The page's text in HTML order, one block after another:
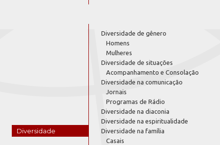
Diversidade
Diversidade de gênero
Homens
Mulheres
Diversidade de situações
Acompanhamento e Consolação
Diversidade na comunicação
Jornais
Programas de Rádio
Diversidade na diaconia
Diversidade na espiritualidade
Diversidade na família
Casais